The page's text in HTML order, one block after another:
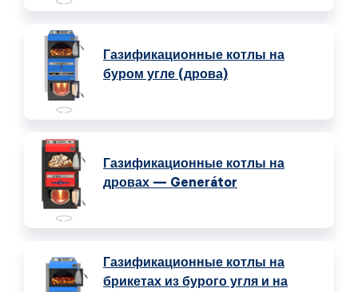
Газификационные котлы на
буром угле (дрова)
Газификационные котлы на
дровах — Generátor
Газификационные котлы на
брикетах из бурого угля и на